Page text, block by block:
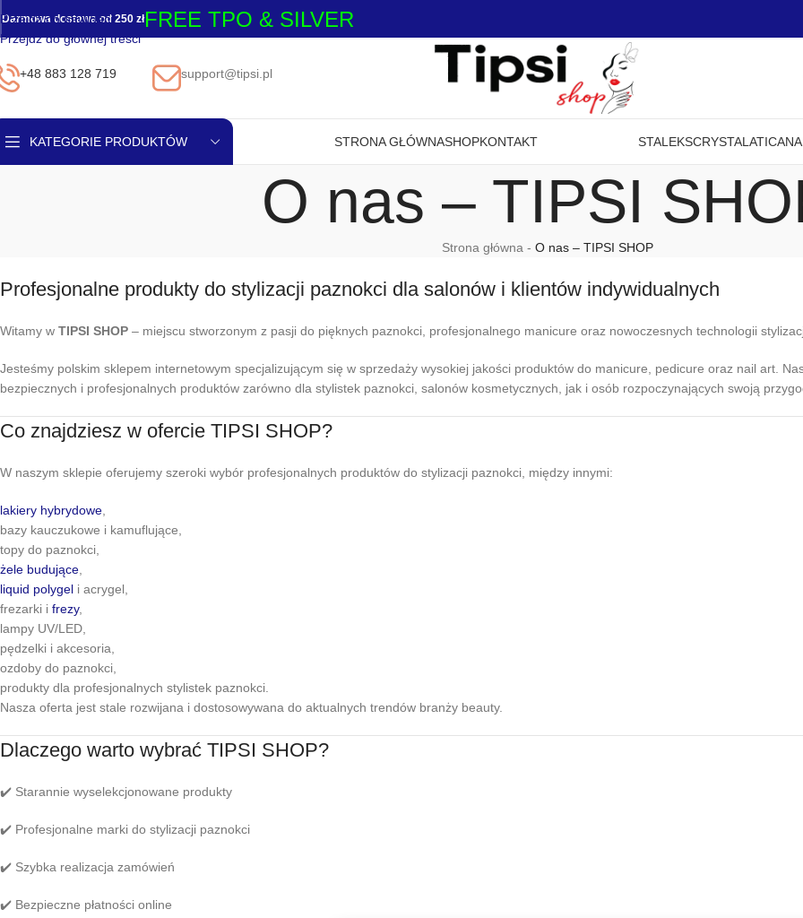
Przejdź do nawigacji
Przejdź do głównej treści
Darmowa dostawa od 250 złFREE TPO & SILVER
+48 883 128 719 support@tipsi.pl
KATEGORIE PRODUKTÓW
Olejek do Skórek
Pędzelki
Płyny
STRONA GŁÓWNASHOPKONTAKT STALEKSCRYSTAL ATICA
O nas – TIPSI
Strona główna - O nas – TIPSI SHOP
Profesjonalne produkty do stylizacji paznokci dla salonów i klientów indywidualnych
Witamy w TIPSI SHOP – miejscu stworzonym z pasji do pięknych paznokci, profesjonalnego manicure oraz nowoczesnych technologii
Jesteśmy polskim sklepem internetowym specjalizującym się w sprzedaży wysokiej jakości produktów do manicure, pedicure oraz nail art.
bezpiecznych i profesjonalnych produktów zarówno dla stylistek paznokci, salonów kosmetycznych, jak i osób rozpoczynających swoją
Co znajdziesz w ofercie TIPSI SHOP?
W naszym sklepie oferujemy szeroki wybór profesjonalnych produktów do stylizacji paznokci, między innymi:
lakiery hybrydowe
bazy kauczukowe i kamuflujące,
topy do paznokci,
żele budujące
liquid polygel i acrygel,
frezarki i frezy,
lampy UV/LED,
pędzelki i akcesoria,
ozdoby do paznokci,
produkty dla profesjonalnych stylistek paznokci.
Nasza oferta jest stale rozwijana i dostosowywana do aktualnych trendów branży beauty.
Dlaczego warto wybrać TIPSI SHOP?
✔️ Starannie wyselekcjonowane produkty
✔️ Profesjonalne marki do stylizacji paznokci
✔️ Szybka realizacja zamówień
✔️ Bezpieczne płatności online